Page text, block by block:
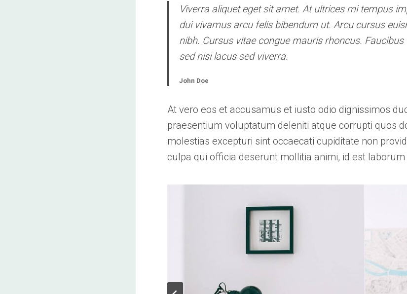
Viverra aliquet eget sit amet. At ultrices mi tempus
dui vivamus arcu felis bibendum ut. Arcu cursus
nibh. Cursus vitae congue mauris rhoncus.
sed nisi lacus sed viverra.
John Doe
At vero eos et accusamus et iusto odio dignissimos
praesentium voluptatum deleniti atque corrupti quos
molestias excepturi sint occaecati cupiditate non
culpa qui officia deserunt mollitia animi, id est